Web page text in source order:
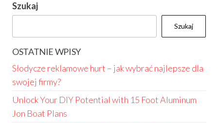
Szukaj
Szukaj
OSTATNIE WPISY
Słodycze reklamowe hurt – jak wybrać najlepsze dla
swojej firmy?
Unlock Your DIY Potential with 15 Foot Aluminum
Jon Boat Plans